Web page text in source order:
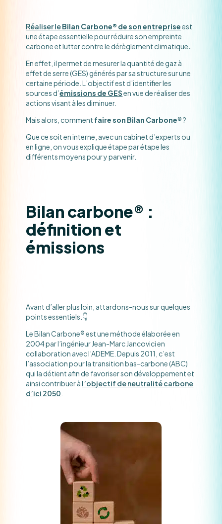
Réaliser leBilan Carbone® de son entrepriseest
une étape essentielle pour réduire son empreinte
carbone et lutter contre le dérèglement climatique.
En effet, il permet de mesurer la quantité de gaz à
effet de serre (GES) générés par sa structure sur une
certaine période. L’objectif est d’identifier les
sources d’émissions de GESen vue de réaliser des
actions visant à les diminuer.
Mais alors, comment faire son Bilan Carbone® ?
Que ce soit en interne, avec un cabinet d’experts ou
en ligne, on vous explique étape par étape les
différents moyens pour y parvenir.
Bilan carbone® :
définition et
émissions
Avant d’aller plus loin, attardons-nous sur quelques
points essentiels.👇
Le Bilan Carbone® est une méthode élaborée en
2004 par l’ingénieur Jean-Marc Jancovici en
collaboration avec l’ADEME. Depuis 2011, c’est
l’association pour la transition bas-carbone (ABC)
qui la détient afin de favoriser son développement et
ainsi contribuer à l’objectif de neutralité carbone
d’ici 2050